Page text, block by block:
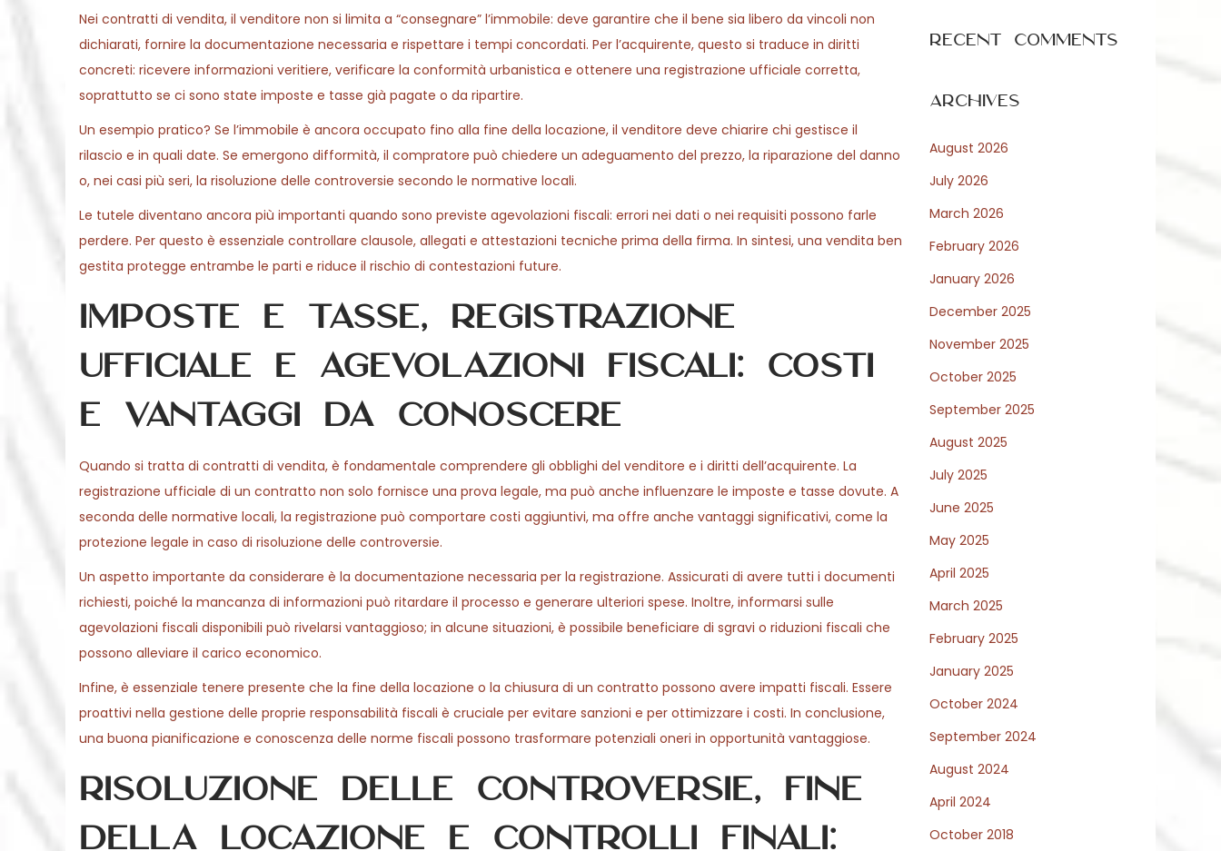
Nei contratti di vendita, il venditore non si limita a “consegnare” l’immobile: deve garantire che il bene sia libero da vincoli non
dichiarati, fornire la documentazione necessaria e rispettare i tempi concordati. Per l’acquirente, questo si traduce in diritti
concreti: ricevere informazioni veritiere, verificare la conformità urbanistica e ottenere una registrazione ufficiale corretta,
soprattutto se ci sono state imposte e tasse già pagate o da ripartire.
Un esempio pratico? Se l’immobile è ancora occupato fino alla fine della locazione, il venditore deve chiarire chi gestisce il
rilascio e in quali date. Se emergono difformità, il compratore può chiedere un adeguamento del prezzo, la riparazione del danno
o, nei casi più seri, la risoluzione delle controversie secondo le normative locali.
Le tutele diventano ancora più importanti quando sono previste agevolazioni fiscali: errori nei dati o nei requisiti possono farle
perdere. Per questo è essenziale controllare clausole, allegati e attestazioni tecniche prima della firma. In sintesi, una vendita ben
gestita protegge entrambe le parti e riduce il rischio di contestazioni future.
Imposte e tasse, registrazione
ufficiale e agevolazioni fiscali: costi
e vantaggi da conoscere
Quando si tratta di contratti di vendita, è fondamentale comprendere gli obblighi del venditore e i diritti dell’acquirente. La
registrazione ufficiale di un contratto non solo fornisce una prova legale, ma può anche influenzare le imposte e tasse dovute. A
seconda delle normative locali, la registrazione può comportare costi aggiuntivi, ma offre anche vantaggi significativi, come la
protezione legale in caso di risoluzione delle controversie.
Un aspetto importante da considerare è la documentazione necessaria per la registrazione. Assicurati di avere tutti i documenti
richiesti, poiché la mancanza di informazioni può ritardare il processo e generare ulteriori spese. Inoltre, informarsi sulle
agevolazioni fiscali disponibili può rivelarsi vantaggioso; in alcune situazioni, è possibile beneficiare di sgravi o riduzioni fiscali che
possono alleviare il carico economico.
Infine, è essenziale tenere presente che la fine della locazione o la chiusura di un contratto possono avere impatti fiscali. Essere
proattivi nella gestione delle proprie responsabilità fiscali è cruciale per evitare sanzioni e per ottimizzare i costi. In conclusione,
una buona pianificazione e conoscenza delle norme fiscali possono trasformare potenziali oneri in opportunità vantaggiose.
Risoluzione delle controversie, fine
della locazione e controlli finali:
Recent Comments
Archives
August 2026
July 2026
March 2026
February 2026
January 2026
December 2025
November 2025
October 2025
September 2025
August 2025
July 2025
June 2025
May 2025
April 2025
March 2025
February 2025
January 2025
October 2024
September 2024
August 2024
April 2024
October 2018